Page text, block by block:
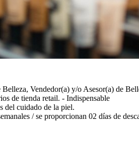
Vendedor(a) y/o Asesor(a) de
de tienda retail. - Indispensable
del cuidado de la piel.
/ se proporcionan 02 días de